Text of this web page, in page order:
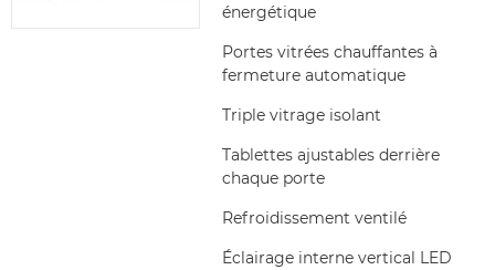
énergétique
Portes vitrées chauffantes à
fermeture automatique
Triple vitrage isolant
Tablettes ajustables derrière
chaque porte
Refroidissement ventilé
Éclairage interne vertical LED